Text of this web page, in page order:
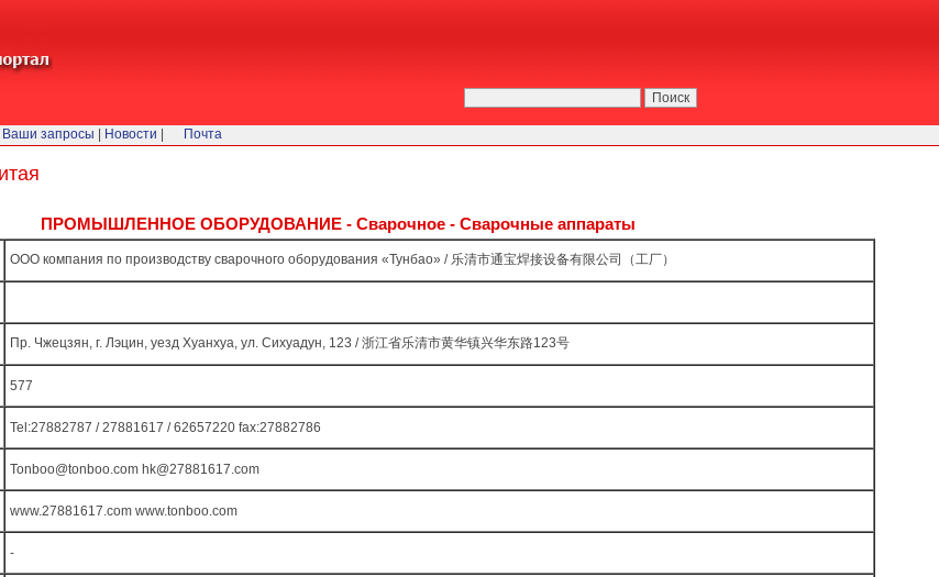
ПРОМЫШЛЕННОЕ ОБОРУДОВАНИЕ - Сварочное - Сварочные аппараты
ООО компания по производству сварочного оборудования «Тунбао» / 乐清市通宝焊接设备有限公司（工厂）
Пр. Чжецзян, г. Лэцин, уезд Хуанхуа, ул. Сихуадун, 123 / 浙江省乐清市黄华镇兴华东路123号
577
Tel:27882787 / 27881617 / 62657220 fax:27882786
Tonboo@tonboo.com hk@27881617.com
www.27881617.com www.tonboo.com
-
Ваши запросы Новости Почта